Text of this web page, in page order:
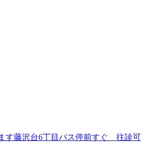
す藤沢台6丁目バス停前すぐ 往診可